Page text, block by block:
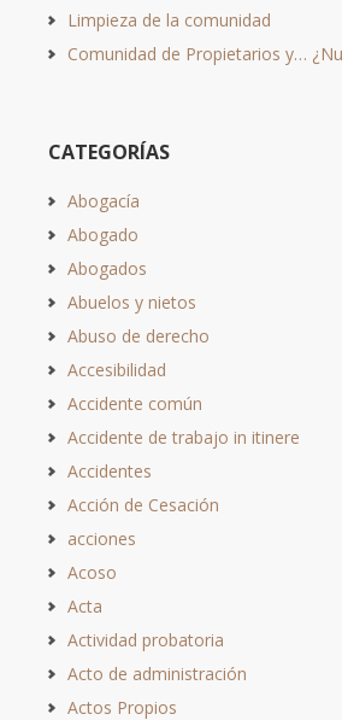
Limpieza de la comunidad
Comunidad de Propietarios y…
CATEGORÍAS
Abogacía
Abogado
Abogados
Abuelos y nietos
Abuso de derecho
Accesibilidad
Accidente común
Accidente de trabajo in itinere
Accidentes
Acción de Cesación
acciones
Acoso
Acta
Actividad probatoria
Acto de administración
Actos Propios